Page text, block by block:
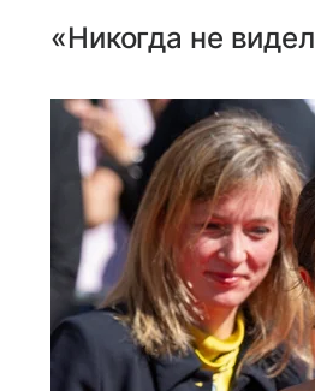
«Никогда не